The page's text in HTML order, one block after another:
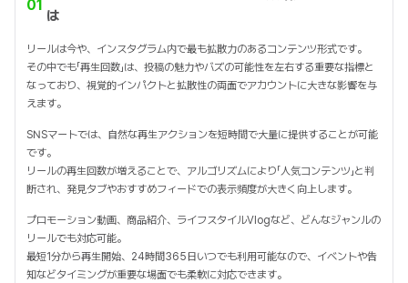
01
は
リールは今や、インスタグラム内で最も拡散力のあるコンテンツ形式です。
その中でも「再生回数」は、投稿の魅力やバズの可能性を左右する重要な指標と
なっており、視覚的インパクトと拡散性の両面でアカウントに大きな影響を与
えます。
SNSマートでは、自然な再生アクションを短時間で大量に提供することが可能
です。
リールの再生回数が増えることで、アルゴリズムにより「人気コンテンツ」と判
断され、発見タブやおすすめフィードでの表示頻度が大きく向上します。
プロモーション動画、商品紹介、ライフスタイルVlogなど、どんなジャンルの
リールでも対応可能。
最短1分から再生開始、24時間365日いつでも利用可能なので、イベントや告
知などタイミングが重要な場面でも柔軟に対応できます。